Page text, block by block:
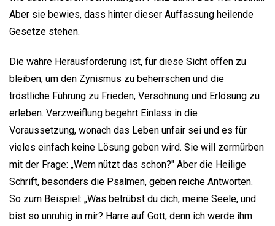
Aber sie bewies, dass hinter dieser Auffassung heilende
Gesetze stehen.
Die wahre Herausforderung ist, für diese Sicht offen zu
bleiben, um den Zynismus zu beherrschen und die
tröstliche Führung zu Frieden, Versöhnung und Erlösung zu
erleben. Verzweiflung begehrt Einlass in die
Voraussetzung, wonach das Leben unfair sei und es für
vieles einfach keine Lösung geben wird. Sie will zermürben
mit der Frage: „Wem nützt das schon?" Aber die Heilige
Schrift, besonders die Psalmen, geben reiche Antworten.
So zum Beispiel: „Was betrübst du dich, meine Seele, und
bist so unruhig in mir? Harre auf Gott, denn ich werde ihm